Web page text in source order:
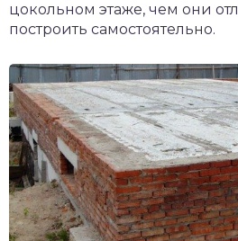
цокольном этаже, чем они
построить самостоятельно.